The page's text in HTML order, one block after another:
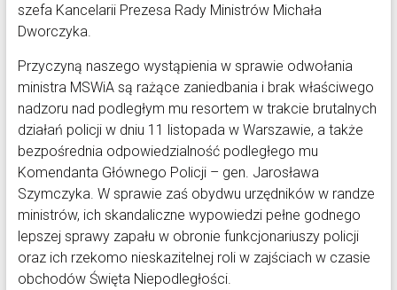
szefa Kancelarii Prezesa Rady Ministrów Michała
Dworczyka.
Przyczyną naszego wystąpienia w sprawie odwołania
ministra MSWiA są rażące zaniedbania i brak właściwego
nadzoru nad podległym mu resortem w trakcie brutalnych
działań policji w dniu 11 listopada w Warszawie, a także
bezpośrednia odpowiedzialność podległego mu
Komendanta Głównego Policji – gen. Jarosława
Szymczyka. W sprawie zaś obydwu urzędników w randze
ministrów, ich skandaliczne wypowiedzi pełne godnego
lepszej sprawy zapału w obronie funkcjonariuszy policji
oraz ich rzekomo nieskazitelnej roli w zajściach w czasie
obchodów Święta Niepodległości.